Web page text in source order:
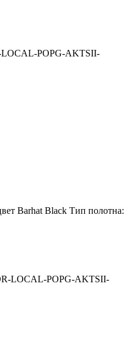
POPG-AKTSII-
Barhat Black Тип полотна:
LOCAL-POPG-AKTSII-